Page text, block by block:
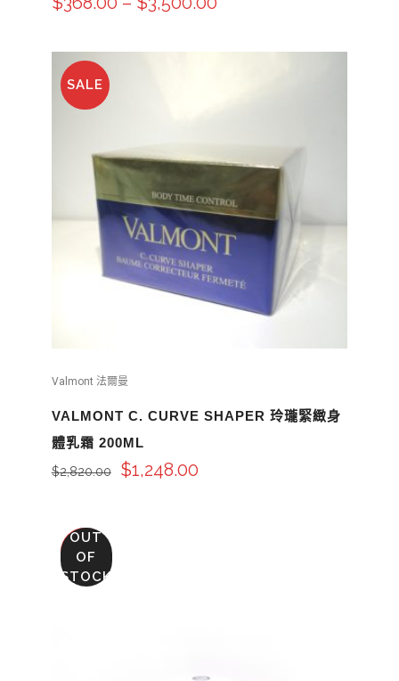
SALE
Valmont 法爾曼
VALMONT C. CURVE SHAPER 玲瓏緊緻身
體乳霜 200ML
$2,820.00 $1,248.00
SALE
OUT
OF
STOCK